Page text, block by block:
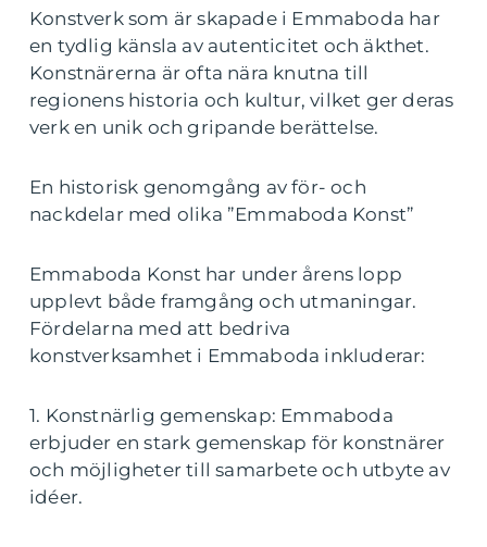
Konstverk som är skapade i Emmaboda har
en tydlig känsla av autenticitet och äkthet.
Konstnärerna är ofta nära knutna till
regionens historia och kultur, vilket ger deras
verk en unik och gripande berättelse.
En historisk genomgång av för- och
nackdelar med olika ”Emmaboda Konst”
Emmaboda Konst har under årens lopp
upplevt både framgång och utmaningar.
Fördelarna med att bedriva
konstverksamhet i Emmaboda inkluderar:
1. Konstnärlig gemenskap: Emmaboda
erbjuder en stark gemenskap för konstnärer
och möjligheter till samarbete och utbyte av
idéer.